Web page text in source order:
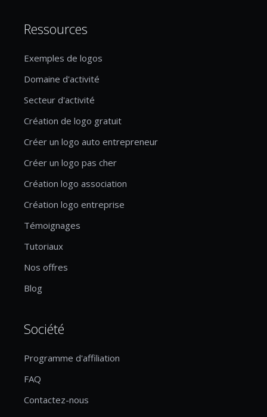
Ressources
Exemples de logos
Domaine d'activité
Secteur d'activité
Création de logo gratuit
Créer un logo auto entrepreneur
Créer un logo pas cher
Création logo association
Création logo entreprise
Témoignages
Tutoriaux
Nos offres
Blog
Société
Programme d'affiliation
FAQ
Contactez-nous